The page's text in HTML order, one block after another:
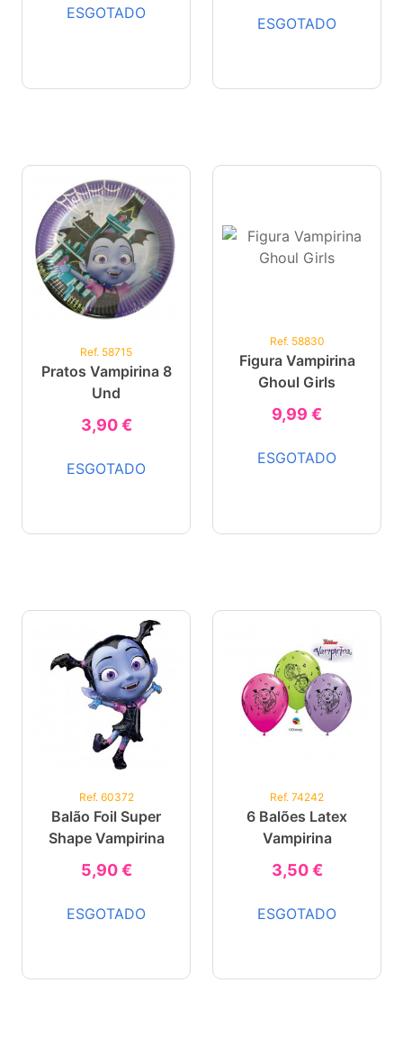
ESGOTADO
ESGOTADO
Ref. 58715
Pratos Vampirina 8
Und
3,90 €
ESGOTADO
Ref. 58830
Figura Vampirina
Ghoul Girls
9,99 €
ESGOTADO
Ref. 60372
Balão Foil Super
Shape Vampirina
5,90 €
ESGOTADO
Ref. 74242
6 Balões Latex
Vampirina
3,50 €
ESGOTADO